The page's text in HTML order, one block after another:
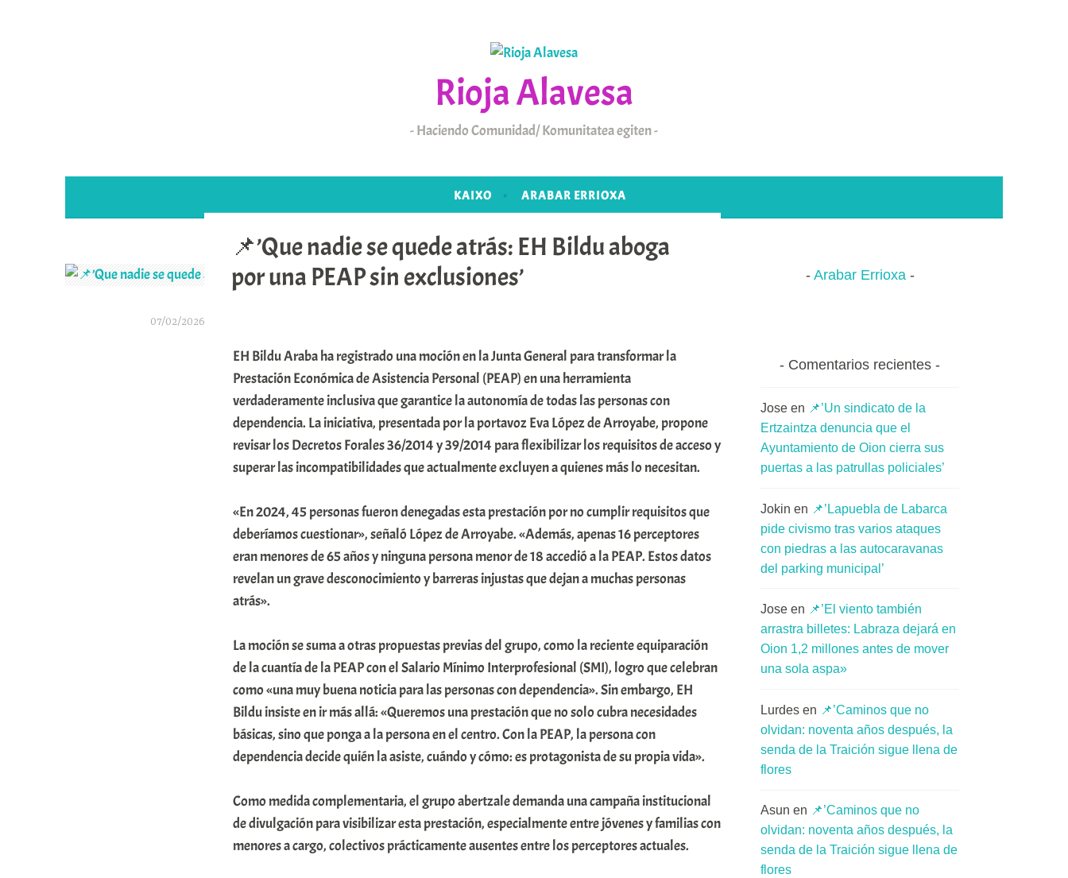
Rioja Alavesa
Haciendo Comunidad/ Komunitatea egiten
KAIXO ARABAR ERRIOXA
📌’Que nadie se quede atrás: EH Bildu aboga
por una PEAP sin exclusiones’
07/02/2026
EH Bildu Araba ha registrado una moción en la Junta General para transformar la
Prestación Económica de Asistencia Personal (PEAP) en una herramienta
verdaderamente inclusiva que garantice la autonomía de todas las personas con
dependencia. La iniciativa, presentada por la portavoz Eva López de Arroyabe, propone
revisar los Decretos Forales 36/2014 y 39/2014 para flexibilizar los requisitos de acceso y
superar las incompatibilidades que actualmente excluyen a quienes más lo necesitan.
«En 2024, 45 personas fueron denegadas esta prestación por no cumplir requisitos que
deberíamos cuestionar», señaló López de Arroyabe. «Además, apenas 16 perceptores
eran menores de 65 años y ninguna persona menor de 18 accedió a la PEAP. Estos datos
revelan un grave desconocimiento y barreras injustas que dejan a muchas personas
atrás».
La moción se suma a otras propuestas previas del grupo, como la reciente equiparación
de la cuantía de la PEAP con el Salario Mínimo Interprofesional (SMI), logro que celebran
como «una muy buena noticia para las personas con dependencia». Sin embargo, EH
Bildu insiste en ir más allá: «Queremos una prestación que no solo cubra necesidades
básicas, sino que ponga a la persona en el centro. Con la PEAP, la persona con
dependencia decide quién la asiste, cuándo y cómo: es protagonista de su propia vida».
Como medida complementaria, el grupo abertzale demanda una campaña institucional
de divulgación para visibilizar esta prestación, especialmente entre jóvenes y familias con
menores a cargo, colectivos prácticamente ausentes entre los perceptores actuales.
Arabar Errioxa
Comentarios recientes
Jose en 📌’Un sindicato de la
Ertzaintza denuncia que el
Ayuntamiento de Oion cierra sus
puertas a las patrullas policiales’
Jokin en 📌’Lapuebla de Labarca
pide civismo tras varios ataques
con piedras a las autocaravanas
del parking municipal’
Jose en 📌’El viento también
arrastra billetes: Labraza dejará en
Oion 1,2 millones antes de mover
una sola aspa»
Lurdes en 📌’Caminos que no
olvidan: noventa años después, la
senda de la Traición sigue llena de
flores
Asun en 📌’Caminos que no
olvidan: noventa años después, la
senda de la Traición sigue llena de
flores